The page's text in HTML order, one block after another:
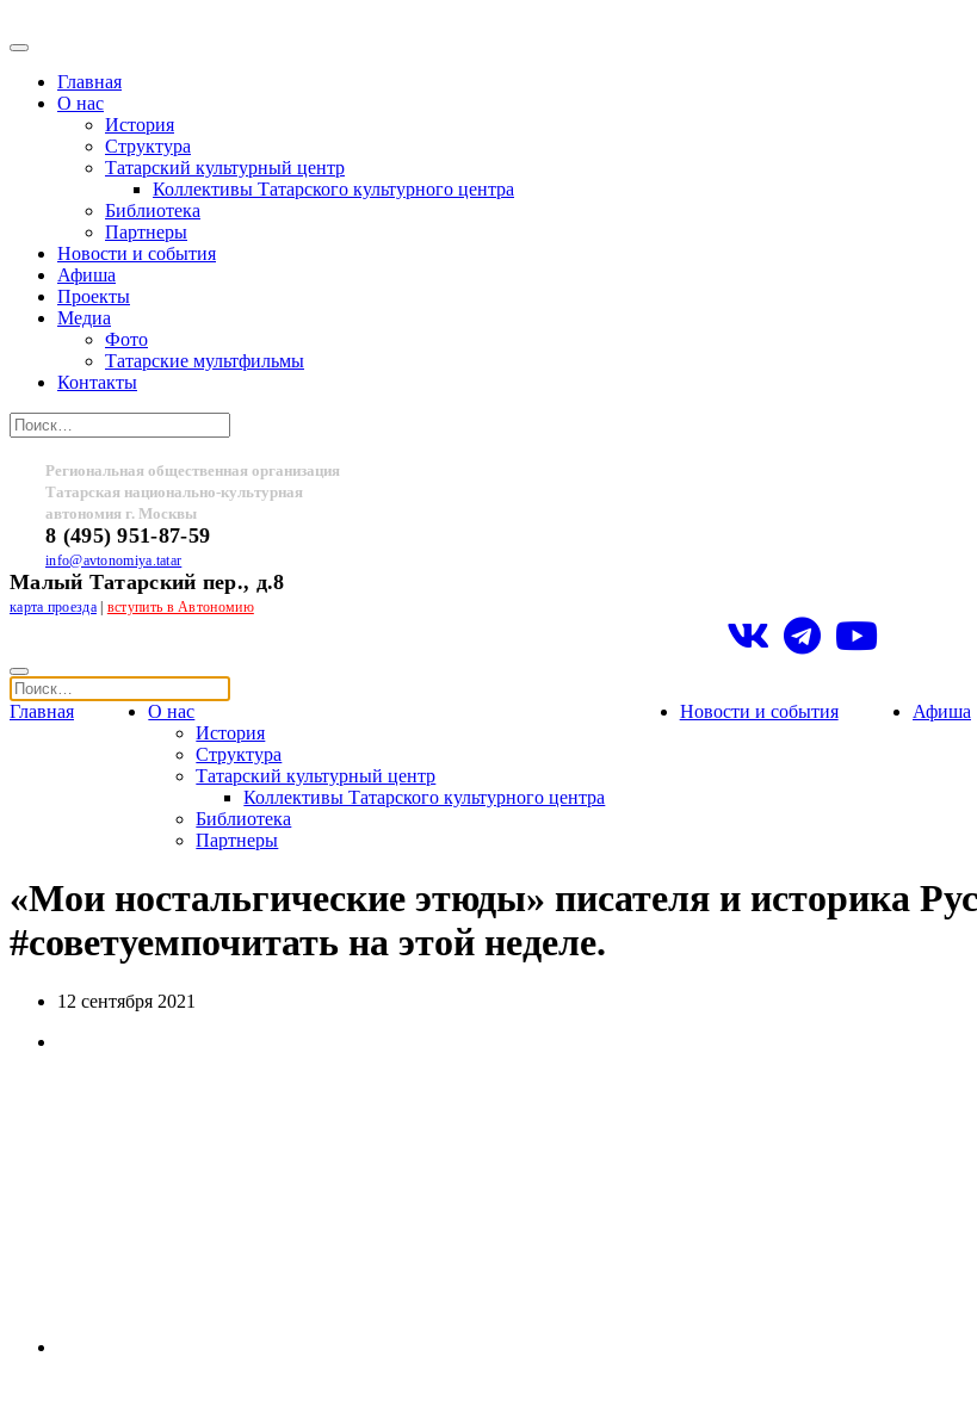
Главная
О нас
История
Структура
Татарский культурный центр
Коллективы Татарского культурного центра
Библиотека
Партнеры
Новости и события
Афиша
Проекты
Медиа
Фото
Татарские мультфильмы
Контакты
Региональная общественная организация
Татарская национально-культурная
автономия г. Москвы
8 (495) 951-87-59
info@avtonomiya.tatar
Малый Татарский пер., д.8
карта проезда| вступить в Автономию
Главная
О нас
История
Структура
Татарский культурный центр
Коллективы Татарского культурного центра
Библиотека
Партнеры
Новости и события Афиша
«Мои ностальгические этюды» писателя и историка
#советуемпочитать на этой неделе.
12 сентября 2021